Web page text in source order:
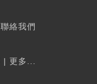
聯絡我們
| 更多...